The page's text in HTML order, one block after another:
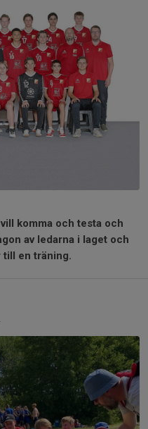
komma och testa och
av ledarna i laget och
till en träning.